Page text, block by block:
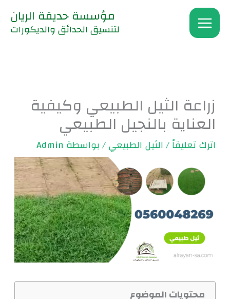
تخطي
المحتوى
مؤسسة حديقة الريان
لتنسيق الحدائق والديكورات
زراعة الثيل الطبيعي وكيفية
العناية بالنجيل الطبيعي
اترك تعليقاً/الثيل الطبيعي/ بواسطة Admin
محتويات الموضوع